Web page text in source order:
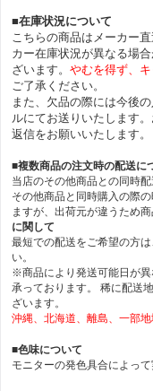
■在庫状況について
こちらの商品はメーカー
カー在庫状況が異なる場
ざいます。 やむを得ず、
ご了承ください。
また、欠品の際には今後
ルにてお送りいたします
返信をお願いいたします。
■複数商品の注文時の配送に
当店のその他商品との同時配
その他商品と同時購入の際
ますが、出荷元が違うため
に関して
最短での配送をご希望の方
い。
※商品により発送可能日が
承っております。 稀に配送
ざいます。
沖縄、北海道、離島、一部
■色味について
モニターの発色具合によっ